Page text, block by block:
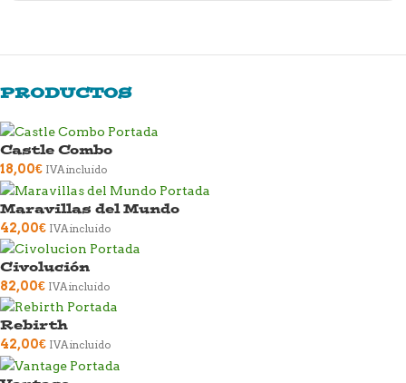
PRODUCTOS
Castle Combo
18,00€ IVA incluido
Maravillas del Mundo
42,00€ IVA incluido
Civolución
82,00€ IVA incluido
Rebirth
42,00€ IVA incluido